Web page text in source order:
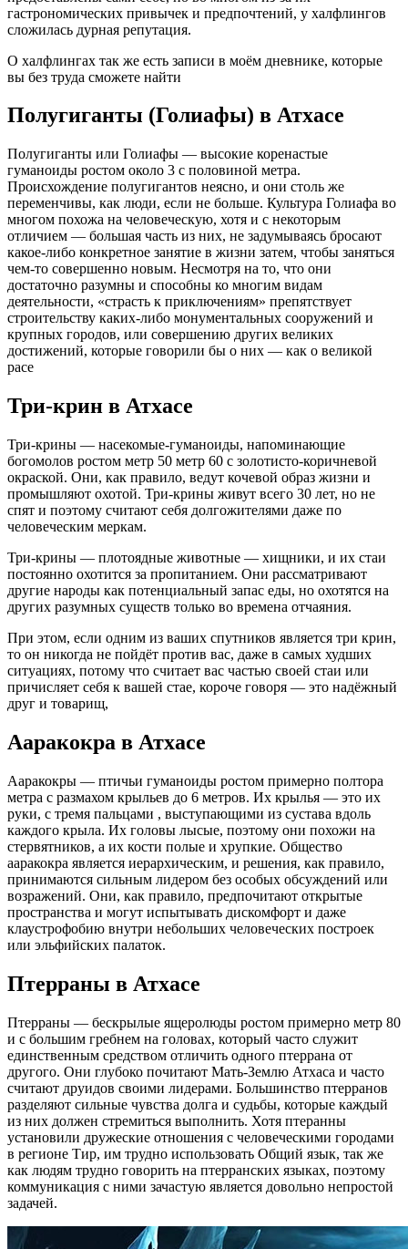
гастрономических привычек и предпочтений, у халфлингов
сложилась дурная репутация.
О халфлингах так же есть записи в моём дневнике, которые
вы без труда сможете найти
Полугиганты (Голиафы) в Атхасе
Полугиганты или Голиафы — высокие коренастые
гуманоиды ростом около 3 с половиной метра.
Происхождение полугигантов неясно, и они столь же
переменчивы, как люди, если не больше. Культура Голиафа во
многом похожа на человеческую, хотя и с некоторым
отличием — большая часть из них, не задумываясь бросают
какое-либо конкретное занятие в жизни затем, чтобы заняться
чем-то совершенно новым. Несмотря на то, что они
достаточно разумны и способны ко многим видам
деятельности, «страсть к приключениям» препятствует
строительству каких-либо монументальных сооружений и
крупных городов, или совершению других великих
достижений, которые говорили бы о них — как о великой
расе
Три-крин в Атхасе
Три-крины — насекомые-гуманоиды, напоминающие
богомолов ростом метр 50 метр 60 с золотисто-коричневой
окраской. Они, как правило, ведут кочевой образ жизни и
промышляют охотой. Три-крины живут всего 30 лет, но не
спят и поэтому считают себя долгожителями даже по
человеческим меркам.
Три-крины — плотоядные животные — хищники, и их стаи
постоянно охотится за пропитанием. Они рассматривают
другие народы как потенциальный запас еды, но охотятся на
других разумных существ только во времена отчаяния.
При этом, если одним из ваших спутников является три крин,
то он никогда не пойдёт против вас, даже в самых худших
ситуациях, потому что считает вас частью своей стаи или
причисляет себя к вашей стае, короче говоря — это надёжный
друг и товарищ,
Ааракокра в Атхасе
Ааракокры — птичьи гуманоиды ростом примерно полтора
метра с размахом крыльев до 6 метров. Их крылья — это их
руки, с тремя пальцами , выступающими из сустава вдоль
каждого крыла. Их головы лысые, поэтому они похожи на
стервятников, а их кости полые и хрупкие. Общество
ааракокра является иерархическим, и решения, как правило,
принимаются сильным лидером без особых обсуждений или
возражений. Они, как правило, предпочитают открытые
пространства и могут испытывать дискомфорт и даже
клаустрофобию внутри небольших человеческих построек
или эльфийских палаток.
Птерраны в Атхасе
Птерраны — бескрылые ящеролюды ростом примерно метр 80
и с большим гребнем на головах, который часто служит
единственным средством отличить одного птеррана от
другого. Они глубоко почитают Мать-Землю Атхаса и часто
считают друидов своими лидерами. Большинство птерранов
разделяют сильные чувства долга и судьбы, которые каждый
из них должен стремиться выполнить. Хотя птеранны
установили дружеские отношения с человеческими городами
в регионе Тир, им трудно использовать Общий язык, так же
как людям трудно говорить на птерранских языках, поэтому
коммуникация с ними зачастую является довольно непростой
задачей.